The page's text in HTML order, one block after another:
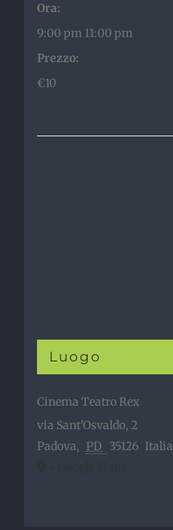
Ora:
9:00 pm 11:00 pm
Prezzo:
€10
Luogo
Cinema Teatro Rex
via Sant'Osvaldo, 2
Padova, PD 35126 Italia